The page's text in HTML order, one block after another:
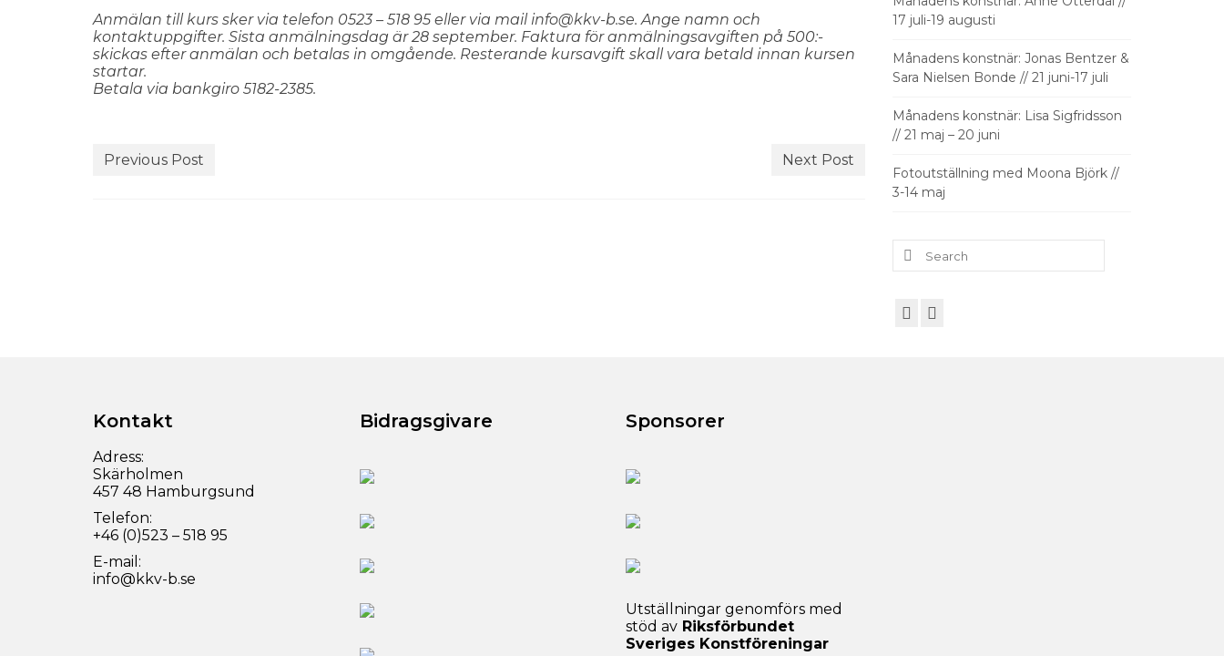
Anmälan till kurs sker via telefon 0523 – 518 95 eller via mail info@kkv-b.se. Ange namn och
kontaktuppgifter. Sista anmälningsdag är 28 september. Faktura för anmälningsavgiften på 500:-
skickas efter anmälan och betalas in omgående. Resterande kursavgift skall vara betald innan kursen
startar.
Betala via bankgiro 5182-2385.
Previous Post Next Post
17 juli-19 augusti
Månadens konstnär: Jonas Bentzer &
Sara Nielsen Bonde // 21 juni-17 juli
Månadens konstnär: Lisa Sigfridsson
// 21 maj – 20 juni
Fotoutställning med Moona Björk //
3-14 maj
Search
for:
Kontakt
Adress:
Skärholmen
457 48 Hamburgsund
Telefon:
+46 (0)523 – 518 95
E-mail:
info@kkv-b.se
Bidragsgivare Sponsorer
Utställningar genomförs med
stöd av Riksförbundet
Sveriges Konstföreningar